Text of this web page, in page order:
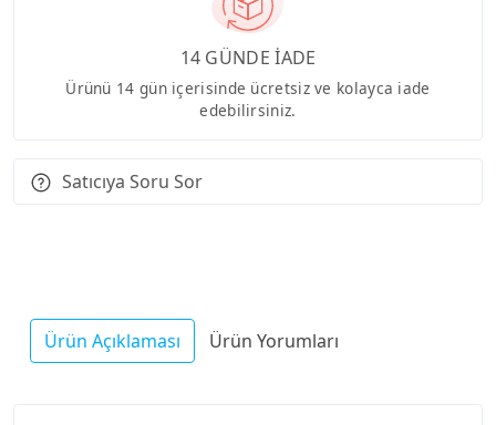
14 GÜNDE İADE
Ürünü 14 gün içerisinde ücretsiz ve kolayca iade
edebilirsiniz.
Satıcıya Soru Sor
Ürün Açıklaması Ürün Yorumları